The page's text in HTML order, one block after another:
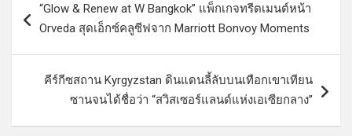
น
ว
“Glow & Renew at W Bangkok” แพ็กเกจทรีตเมนต์หน้า
Orveda สุดเอ็กซ์คลูซีฟจาก Marriott Bonvoy Moments
คีร์กีซสถาน Kyrgyzstan ดินแดนลี้ลับบนเทือกเขาเทียน
ซานจนได้ชื่อว่า “สวิสเซอร์แลนด์แห่งเอเซียกลาง”